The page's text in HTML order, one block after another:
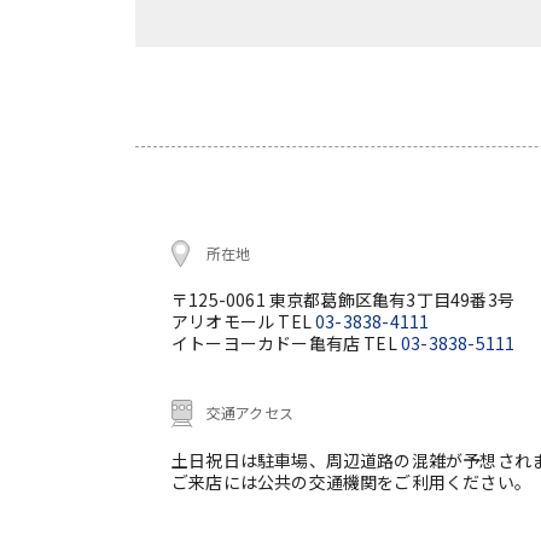
所在地
〒125-0061 東京都葛飾区亀有3丁目49番3号
アリオモール TEL03-3838-4111
イトーヨーカドー亀有店 TEL03-3838-5111
交通アクセス
土日祝日は駐車場、周辺道路の混雑が予想され
ご来店には公共の交通機関をご利用ください。